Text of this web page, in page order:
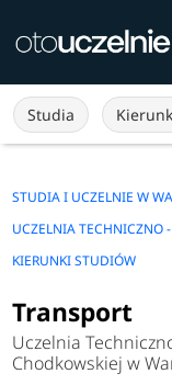
Studia
STUDIA I UCZELNIE W
KIERUNKI STUDIÓW
Transport
Uczelnia
Chodkowskiej w